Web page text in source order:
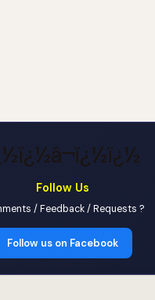
Follow Us
/ Feedback / Requests ?
Follow us on Facebook